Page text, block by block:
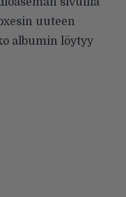
uuteen
albumin löytyy